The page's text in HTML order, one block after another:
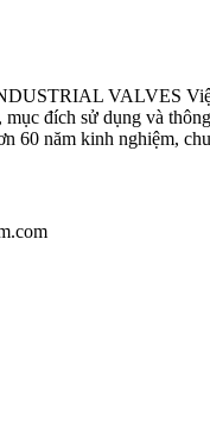
VALVES
đích sử dụng và
năm kinh nghiệm,